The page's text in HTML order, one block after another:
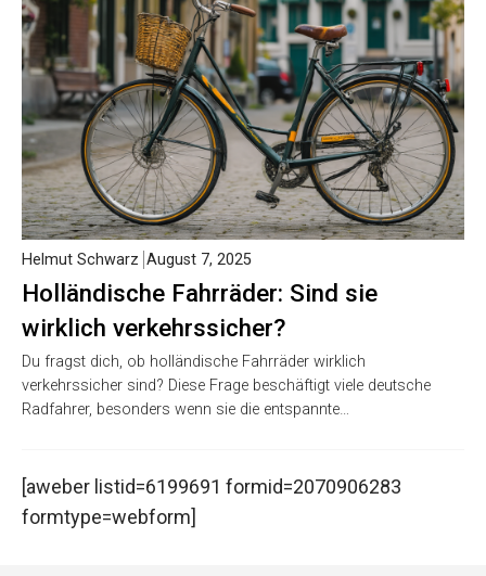
Holländische Fahrräder: Sind sie
wirklich verkehrssicher?
Helmut Schwarz August 7, 2025
Du fragst dich, ob holländische Fahrräder wirklich
verkehrssicher sind? Diese Frage beschäftigt viele deutsche
Radfahrer, besonders wenn sie die entspannte…
[aweber listid=6199691 formid=2070906283
formtype=webform]